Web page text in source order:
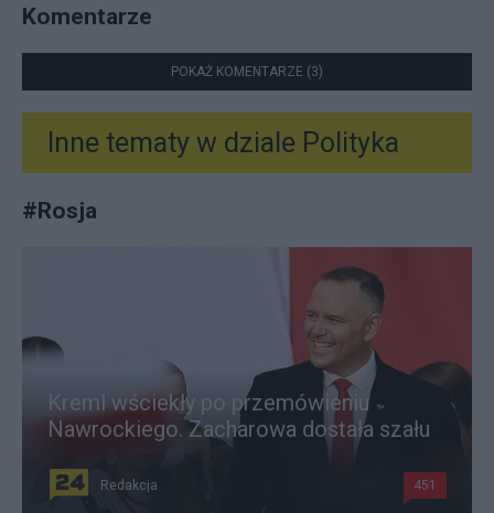
Komentarze
POKAŻ KOMENTARZE (3)
Inne tematy w dziale Polityka
#Rosja
Kreml wściekły po przemówieniu
Nawrockiego. Zacharowa dostała szału
Redakcja 451